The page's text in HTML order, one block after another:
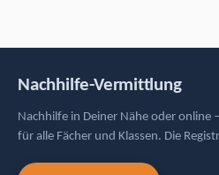
Nachhilfe-Vermittlung
Nachhilfe in Deiner Nähe oder
für alle Fächer und Klassen. Die